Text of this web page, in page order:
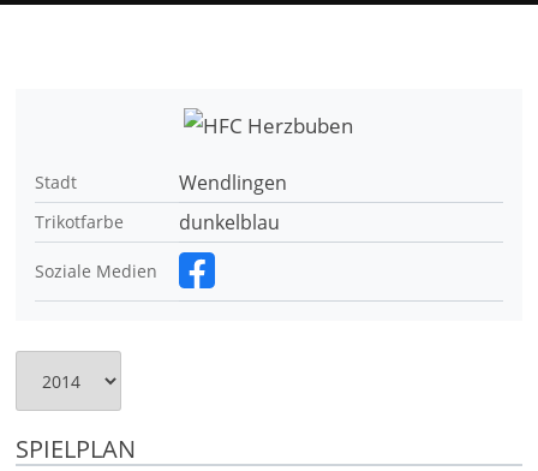
Stadt Wendlingen
Trikotfarbe dunkelblau
Soziale Medien
SPIELPLAN